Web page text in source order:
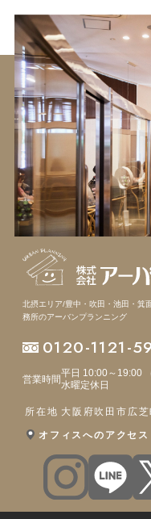
北摂エリア/豊中・吹田・池田・箕
務所のアーバンプランニング
0120-1121-
営業時間
平日 10:00～19:00
水曜定休日
所在地 大阪府吹田市広
オフィスへのアクセス